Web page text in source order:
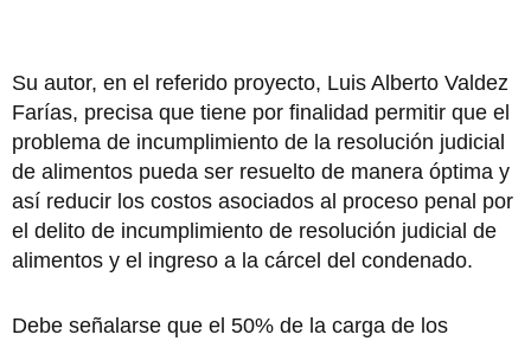
Su autor, en el referido proyecto, Luis Alberto Valdez
Farías, precisa que tiene por finalidad permitir que el
problema de incumplimiento de la resolución judicial
de alimentos pueda ser resuelto de manera óptima y
así reducir los costos asociados al proceso penal por
el delito de incumplimiento de resolución judicial de
alimentos y el ingreso a la cárcel del condenado.
Debe señalarse que el 50% de la carga de los